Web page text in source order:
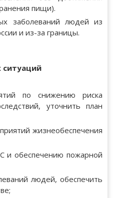
пищи).
заболеваний людей из
и из-за границы.
ситуаций
по снижению риска
уточнить план
жизнеобеспечения
и обеспечению пожарной
людей, обеспечить